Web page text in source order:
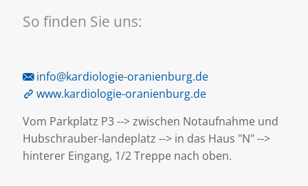
So finden Sie uns:
info@kardiologie-oranienburg.de
www.kardiologie-oranienburg.de
Vom Parkplatz P3 --> zwischen Notaufnahme und
Hubschrauber-landeplatz --> in das Haus "N" -->
hinterer Eingang, 1/2 Treppe nach oben.